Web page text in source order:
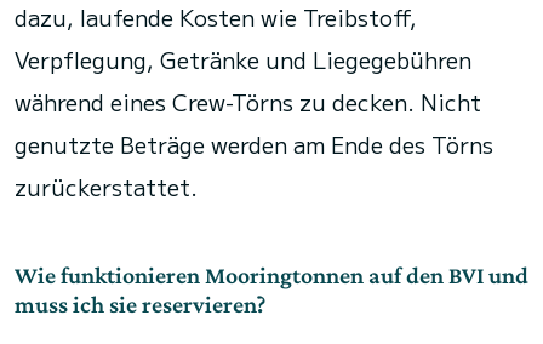
dazu, laufende Kosten wie Treibstoff,
Verpflegung, Getränke und Liegegebühren
während eines Crew-Törns zu decken. Nicht
genutzte Beträge werden am Ende des Törns
zurückerstattet.
Wie funktionieren Mooringtonnen auf den BVI und
muss ich sie reservieren?